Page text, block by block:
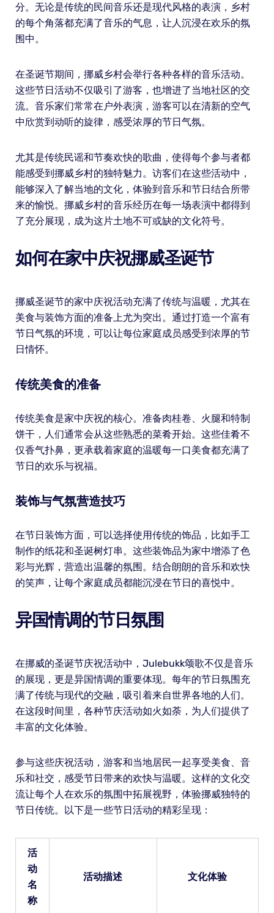
分。无论是传统的民间音乐还是现代风格的表演，乡村
的每个角落都充满了音乐的气息，让人沉浸在欢乐的氛
围中。
在圣诞节期间，挪威乡村会举行各种各样的音乐活动。
这些节日活动不仅吸引了游客，也增进了当地社区的交
流。音乐家们常常在户外表演，游客可以在清新的空气
中欣赏到动听的旋律，感受浓厚的节日气氛。
尤其是传统民谣和节奏欢快的歌曲，使得每个参与者都
能感受到挪威乡村的独特魅力。访客们在这些活动中，
能够深入了解当地的文化，体验到音乐和节日结合所带
来的愉悦。挪威乡村的音乐经历在每一场表演中都得到
了充分展现，成为这片土地不可或缺的文化符号。
如何在家中庆祝挪威圣诞节
挪威圣诞节的家中庆祝活动充满了传统与温暖，尤其在
美食与装饰方面的准备上尤为突出。通过打造一个富有
节日气氛的环境，可以让每位家庭成员感受到浓厚的节
日情怀。
传统美食的准备
传统美食是家中庆祝的核心。准备肉桂卷、火腿和特制
饼干，人们通常会从这些熟悉的菜肴开始。这些佳肴不
仅香气扑鼻，更承载着家庭的温暖每一口美食都充满了
节日的欢乐与祝福。
装饰与气氛营造技巧
在节日装饰方面，可以选择使用传统的饰品，比如手工
制作的纸花和圣诞树灯串。这些装饰品为家中增添了色
彩与光辉，营造出温馨的氛围。结合朗朗的音乐和欢快
的笑声，让每个家庭成员都能沉浸在节日的喜悦中。
异国情调的节日氛围
在挪威的圣诞节庆祝活动中，Julebukk颂歌不仅是音乐
的展现，更是异国情调的重要体现。每年的节日氛围充
满了传统与现代的交融，吸引着来自世界各地的人们。
在这段时间里，各种节庆活动如火如荼，为人们提供了
丰富的文化体验。
参与这些庆祝活动，游客和当地居民一起享受美食、音
乐和社交，感受节日带来的欢快与温暖。这样的文化交
流让每个人在欢乐的氛围中拓展视野，体验挪威独特的
节日传统。以下是一些节日活动的精彩呈现：
活
动
名
称
活动描述 文化体验